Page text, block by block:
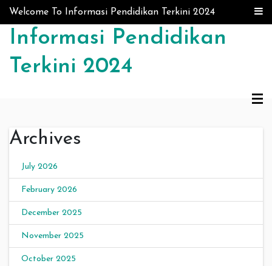
Skip to content
Welcome To Informasi Pendidikan Terkini 2024
Informasi Pendidikan
Terkini 2024
Archives
July 2026
February 2026
December 2025
November 2025
October 2025